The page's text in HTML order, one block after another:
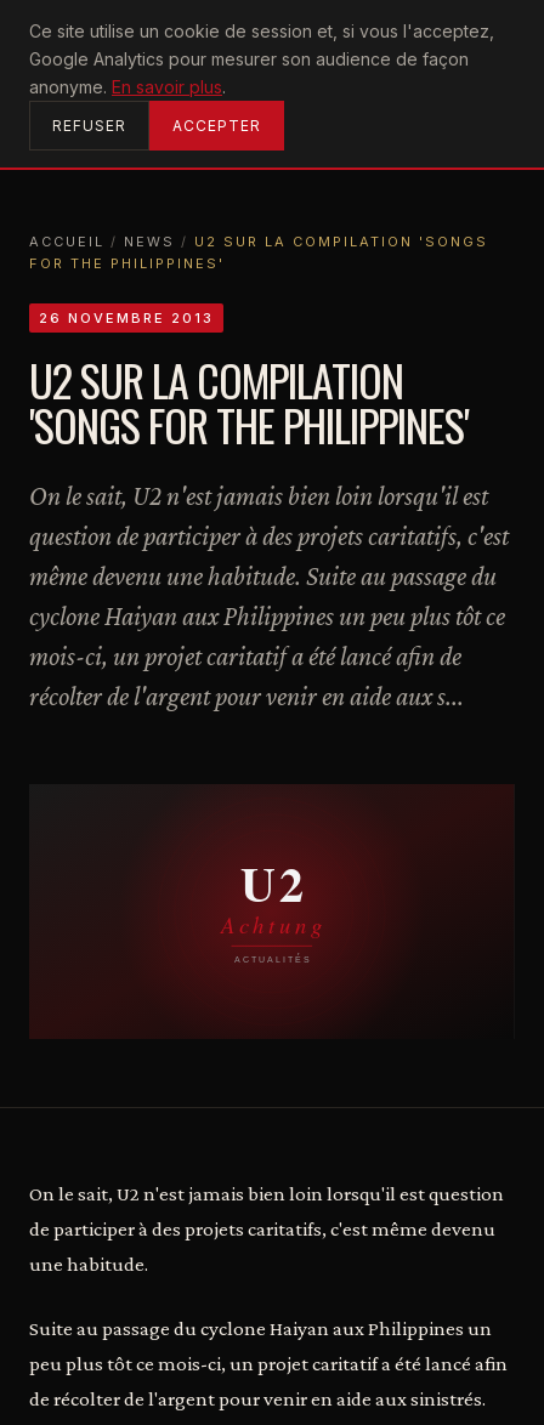
Ce site utilise un cookie de session et, si vous l'acceptez,
Google Analytics pour mesurer son audience de façon
anonyme. En savoir plus.
REFUSER ACCEPTER
U2achtung
ACCUEIL
ACCUEIL / NEWS / U2 SUR LA COMPILATION 'SONGS
FOR THE PHILIPPINES'
26 NOVEMBRE 2013
U2 SUR LA COMPILATION
'SONGS FOR THE PHILIPPINES'
On le sait, U2 n'est jamais bien loin lorsqu'il est
question de participer à des projets caritatifs, c'est
même devenu une habitude. Suite au passage du
cyclone Haiyan aux Philippines un peu plus tôt ce
mois-ci, un projet caritatif a été lancé afin de
récolter de l'argent pour venir en aide aux s...
On le sait, U2 n'est jamais bien loin lorsqu'il est question
de participer à des projets caritatifs, c'est même devenu
une habitude.
Suite au passage du cyclone Haiyan aux Philippines un
peu plus tôt ce mois-ci, un projet caritatif a été lancé afin
de récolter de l'argent pour venir en aide aux sinistrés.